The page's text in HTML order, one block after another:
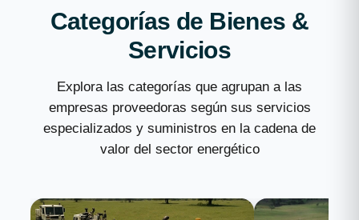
Categorías de Bienes &
Servicios
Explora las categorías que agrupan a las
empresas proveedoras según sus servicios
especializados y suministros en la cadena de
valor del sector energético